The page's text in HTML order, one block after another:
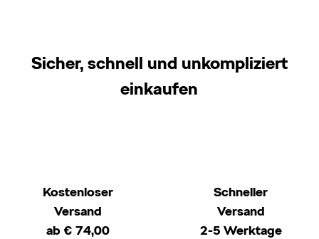
Sicher, schnell und unkompliziert
einkaufen
Kostenloser
Versand
ab € 74,00
Schneller
Versand
2-5 Werktage